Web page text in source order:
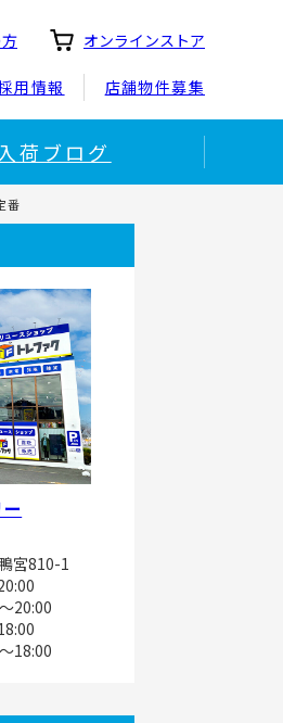
オンラインストア
用情報 店舗物件募集
荷ブログ
番
宮810-1
20:00
18:00